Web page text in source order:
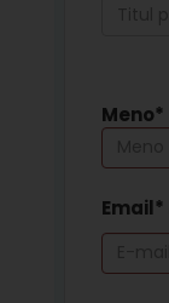
Meno*
Email*